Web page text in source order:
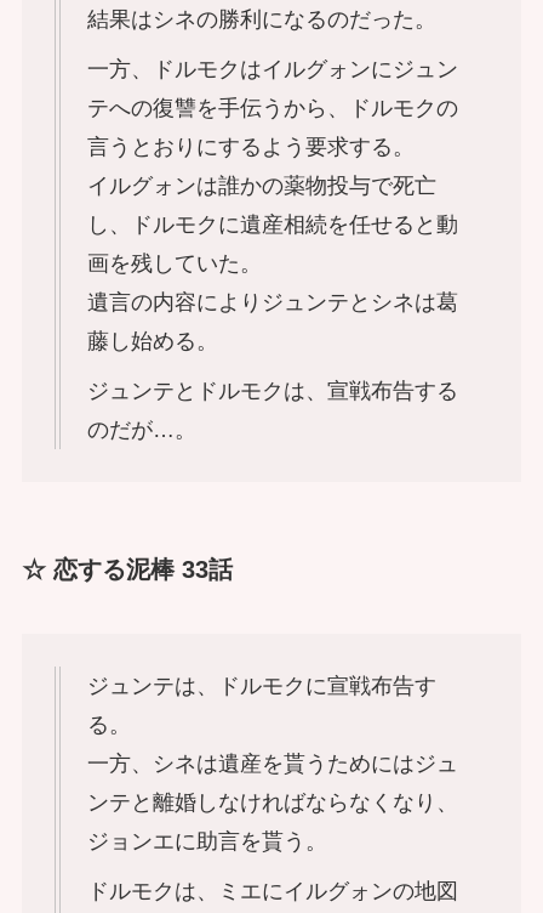
結果はシネの勝利になるのだった。
一方、ドルモクはイルグォンにジュン
テへの復讐を手伝うから、ドルモクの
言うとおりにするよう要求する。
イルグォンは誰かの薬物投与で死亡
し、ドルモクに遺産相続を任せると動
画を残していた。
遺言の内容によりジュンテとシネは葛
藤し始める。
ジュンテとドルモクは、宣戦布告する
のだが…。
☆ 恋する泥棒 33話
ジュンテは、ドルモクに宣戦布告す
る。
一方、シネは遺産を貰うためにはジュ
ンテと離婚しなければならなくなり、
ジョンエに助言を貰う。
ドルモクは、ミエにイルグォンの地図